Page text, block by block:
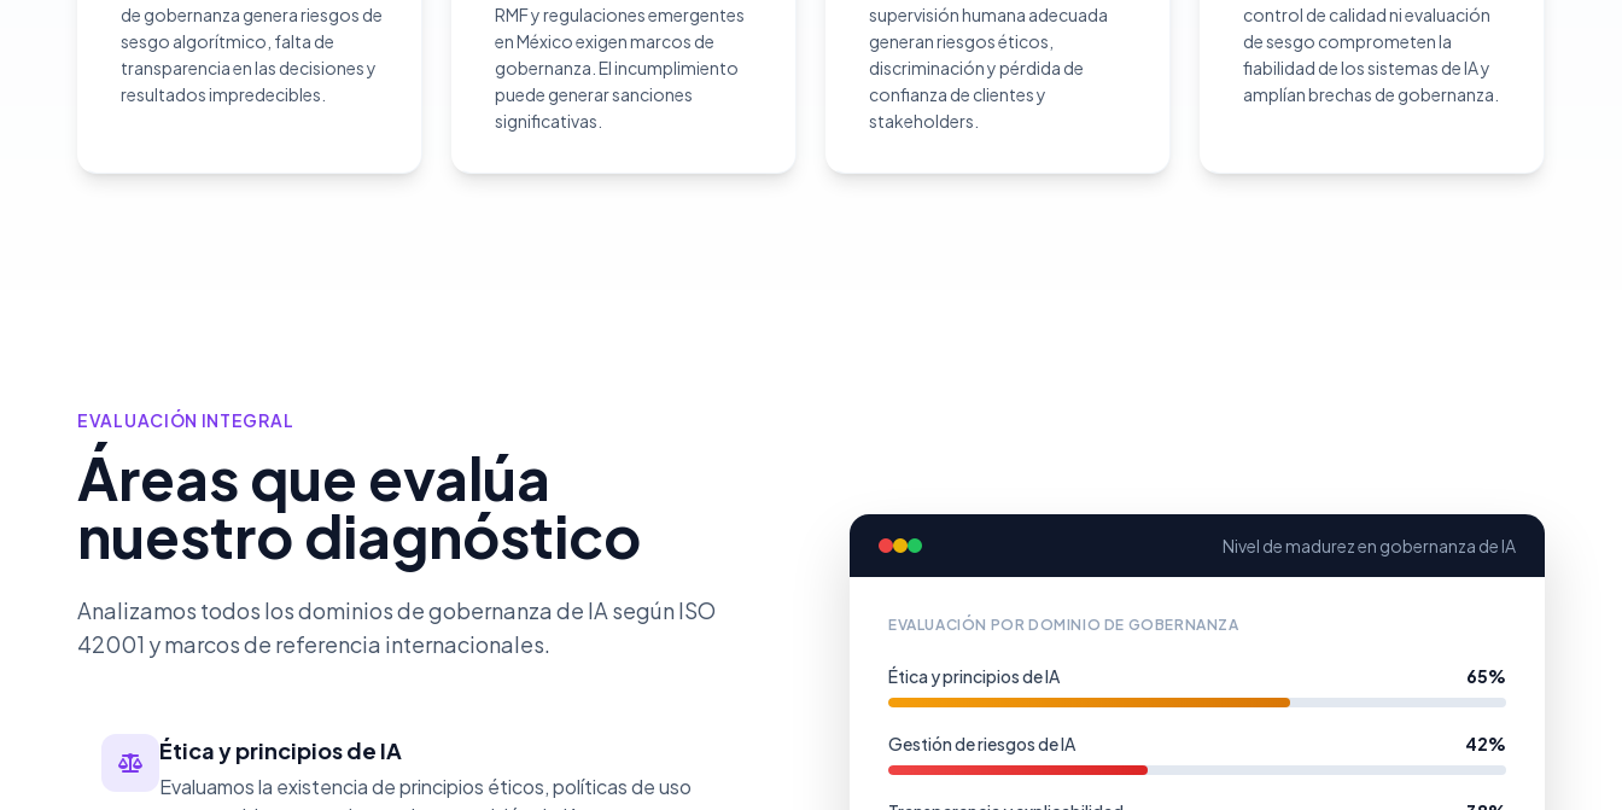
de gobernanza genera riesgos de
sesgo algorítmico, falta de
transparencia en las decisiones y
resultados impredecibles.
RMF y regulaciones emergentes
en México exigen marcos de
gobernanza. El incumplimiento
puede generar sanciones
significativas.
supervisión humana adecuada
generan riesgos éticos,
discriminación y pérdida de
confianza de clientes y
stakeholders.
control de calidad ni evaluación
de sesgo comprometen la
fiabilidad de los sistemas de IA y
amplían brechas de gobernanza.
EVALUACIÓN INTEGRAL
Áreas que evalúa
nuestro diagnóstico
Analizamos todos los dominios de gobernanza de IA según ISO
42001 y marcos de referencia internacionales.
Ética y principios de IA
Evaluamos la existencia de principios éticos, políticas de uso
Nivel de madurez en gobernanza de IA
EVALUACIÓN POR DOMINIO DE GOBERNANZA
Ética y principios de IA 65%
Gestión de riesgos de IA 42%